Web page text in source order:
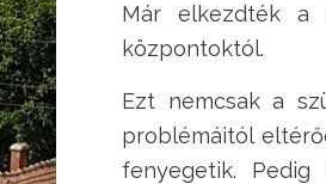
Már elkezdték a
központoktól.
Ezt nemcsak a
problémáitól
fenyegetik.